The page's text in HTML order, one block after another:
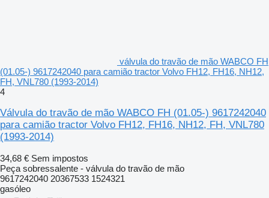
válvula do travão de mão WABCO FH
(01.05-) 9617242040 para camião tractor Volvo FH12, FH16, NH12,
FH, VNL780 (1993-2014)
4
Válvula do travão de mão WABCO FH (01.05-) 9617242040
para camião tractor Volvo FH12, FH16, NH12, FH, VNL780
(1993-2014)
34,68 € Sem impostos
Peça sobressalente - válvula do travão de mão
9617242040 20367533 1524321
gasóleo